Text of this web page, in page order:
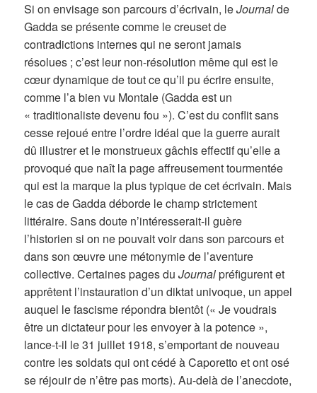
Si on envisage son parcours d’écrivain, leJournalde
Gadda se présente comme le creuset de
contradictions internes qui ne seront jamais
résolues ; c’est leur non-résolution même qui est le
cœur dynamique de tout ce qu’il pu écrire ensuite,
comme l’a bien vu Montale (Gadda est un
« traditionaliste devenu fou »). C’est du conflit sans
cesse rejoué entre l’ordre idéal que la guerre aurait
dû illustrer et le monstrueux gâchis effectif qu’elle a
provoqué que naît la page affreusement tourmentée
qui est la marque la plus typique de cet écrivain. Mais
le cas de Gadda déborde le champ strictement
littéraire. Sans doute n’intéresserait-il guère
l’historien si on ne pouvait voir dans son parcours et
dans son œuvre une métonymie de l’aventure
collective. Certaines pages duJournalpréfigurent et
apprêtent l’instauration d’un diktat univoque, un appel
auquel le fascisme répondra bientôt (« Je voudrais
être un dictateur pour les envoyer à la potence »,
lance-t-il le 31 juillet 1918, s’emportant de nouveau
contre les soldats qui ont cédé à Caporetto et ont osé
se réjouir de n’être pas morts). Au-delà de l’anecdote,